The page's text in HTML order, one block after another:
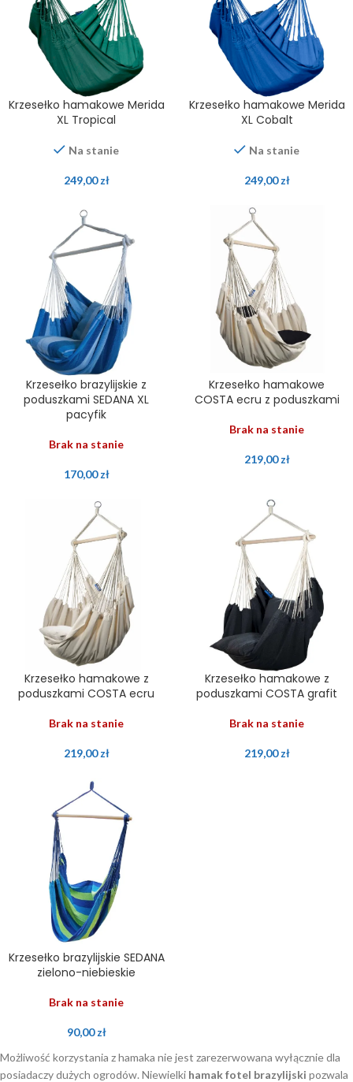
Krzesełko hamakowe Merida
XL Tropical
Na stanie
249,00zł
Krzesełko hamakowe Merida
XL Cobalt
Na stanie
249,00zł
Krzesełko brazylijskie z
poduszkami SEDANA XL
pacyfik
Brak na stanie
170,00zł
Krzesełko hamakowe
COSTA ecru z poduszkami
Brak na stanie
219,00zł
Krzesełko hamakowe z
poduszkami COSTA ecru
Brak na stanie
219,00zł
Krzesełko hamakowe z
poduszkami COSTA grafit
Brak na stanie
219,00zł
Krzesełko brazylijskie SEDANA
zielono-niebieskie
Brak na stanie
90,00zł
Możliwość korzystania z hamaka nie jest zarezerwowana wyłącznie dla
posiadaczy dużych ogrodów. Niewielki hamak fotel brazylijski pozwala